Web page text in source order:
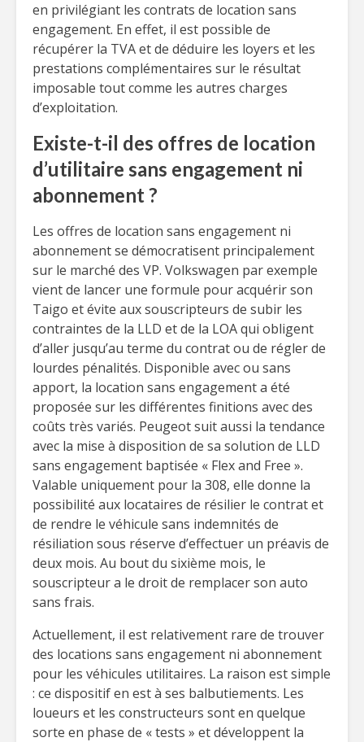
en privilégiant les contrats de location sans
engagement. En effet, il est possible de
récupérer la TVA et de déduire les loyers et les
prestations complémentaires sur le résultat
imposable tout comme les autres charges
d’exploitation.
Existe-t-il des offres de location
d’utilitaire sans engagement ni
abonnement ?
Les offres de location sans engagement ni
abonnement se démocratisent principalement
sur le marché des VP. Volkswagen par exemple
vient de lancer une formule pour acquérir son
Taigo et évite aux souscripteurs de subir les
contraintes de la LLD et de la LOA qui obligent
d’aller jusqu’au terme du contrat ou de régler de
lourdes pénalités. Disponible avec ou sans
apport, la location sans engagement a été
proposée sur les différentes finitions avec des
coûts très variés. Peugeot suit aussi la tendance
avec la mise à disposition de sa solution de LLD
sans engagement baptisée « Flex and Free ».
Valable uniquement pour la 308, elle donne la
possibilité aux locataires de résilier le contrat et
de rendre le véhicule sans indemnités de
résiliation sous réserve d’effectuer un préavis de
deux mois. Au bout du sixième mois, le
souscripteur a le droit de remplacer son auto
sans frais.
Actuellement, il est relativement rare de trouver
des locations sans engagement ni abonnement
pour les véhicules utilitaires. La raison est simple
: ce dispositif en est à ses balbutiements. Les
loueurs et les constructeurs sont en quelque
sorte en phase de « tests » et développent la